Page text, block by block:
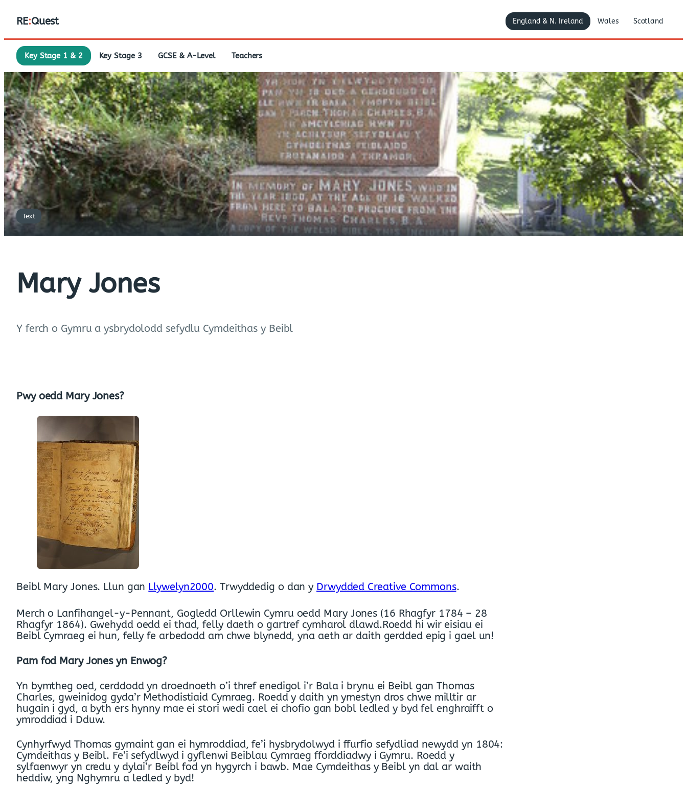
RE:Quest England & N. Ireland Wales Scotland
Key Stage 1 & 2 Key Stage 3 GCSE & A-Level Teachers
Text
Mary Jones
Y ferch o Gymru a ysbrydolodd sefydlu Cymdeithas y Beibl
Pwy oedd Mary Jones?
Beibl Mary Jones. Llun gan Llywelyn2000. Trwyddedig o dan y Drwydded Creative Commons.
Merch o Lanfihangel-y-Pennant, Gogledd Orllewin Cymru oedd Mary Jones (16 Rhagfyr 1784 – 28
Rhagfyr 1864). Gwehydd oedd ei thad, felly daeth o gartref cymharol dlawd.Roedd hi wir eisiau ei
Beibl Cymraeg ei hun, felly fe arbedodd am chwe blynedd, yna aeth ar daith gerdded epig i gael un!
Pam fod Mary Jones yn Enwog?
Yn bymtheg oed, cerddodd yn droednoeth o’i thref enedigol i’r Bala i brynu ei Beibl gan Thomas
Charles, gweinidog gyda’r Methodistiaid Cymraeg. Roedd y daith yn ymestyn dros chwe milltir ar
hugain i gyd, a byth ers hynny mae ei stori wedi cael ei chofio gan bobl ledled y byd fel enghraifft o
ymroddiad i Dduw.
Cynhyrfwyd Thomas gymaint gan ei hymroddiad, fe’i hysbrydolwyd i ffurfio sefydliad newydd yn 1804:
Cymdeithas y Beibl. Fe’i sefydlwyd i gyflenwi Beiblau Cymraeg fforddiadwy i Gymru. Roedd y
sylfaenwyr yn credu y dylai’r Beibl fod yn hygyrch i bawb. Mae Cymdeithas y Beibl yn dal ar waith
heddiw, yng Nghymru a ledled y byd!